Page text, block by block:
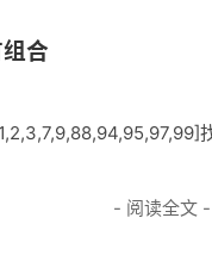
合
- 阅读全文 -